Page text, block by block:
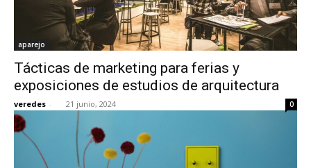
aparejo
Tácticas de marketing para ferias y
exposiciones de estudios de arquitectura
veredes - 21 junio, 2024 0